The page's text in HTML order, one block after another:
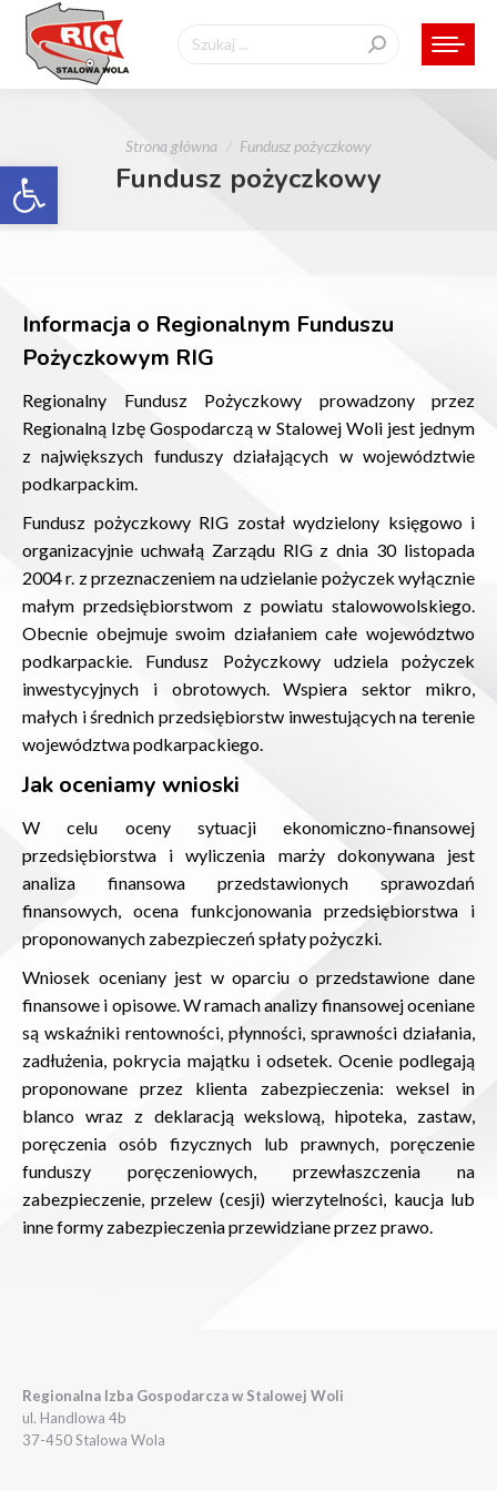
Otwórz pasek narzędzi
Szukaj:
Jesteś tutaj:
Strona główna Fundusz pożyczkowy
Fundusz pożyczkowy
Informacja o Regionalnym Funduszu
Pożyczkowym RIG
Regionalny Fundusz Pożyczkowy prowadzony przez
Regionalną Izbę Gospodarczą w Stalowej Woli jest jednym
z największych funduszy działających w województwie
podkarpackim.
Fundusz pożyczkowy RIG został wydzielony księgowo i
organizacyjnie uchwałą Zarządu RIG z dnia 30 listopada
2004 r. z przeznaczeniem na udzielanie pożyczek wyłącznie
małym przedsiębiorstwom z powiatu stalowowolskiego.
Obecnie obejmuje swoim działaniem całe województwo
podkarpackie. Fundusz Pożyczkowy udziela pożyczek
inwestycyjnych i obrotowych. Wspiera sektor mikro,
małych i średnich przedsiębiorstw inwestujących na terenie
województwa podkarpackiego.
Jak oceniamy wnioski
W celu oceny sytuacji ekonomiczno-finansowej
przedsiębiorstwa i wyliczenia marży dokonywana jest
analiza finansowa przedstawionych sprawozdań
finansowych, ocena funkcjonowania przedsiębiorstwa i
proponowanych zabezpieczeń spłaty pożyczki.
Wniosek oceniany jest w oparciu o przedstawione dane
finansowe i opisowe. W ramach analizy finansowej oceniane
są wskaźniki rentowności, płynności, sprawności działania,
zadłużenia, pokrycia majątku i odsetek. Ocenie podlegają
proponowane przez klienta zabezpieczenia: weksel in
blanco wraz z deklaracją wekslową, hipoteka, zastaw,
poręczenia osób fizycznych lub prawnych, poręczenie
funduszy poręczeniowych, przewłaszczenia na
zabezpieczenie, przelew (cesji) wierzytelności, kaucja lub
inne formy zabezpieczenia przewidziane przez prawo.
Regionalna Izba Gospodarcza w Stalowej Woli
ul. Handlowa 4b
37-450 Stalowa Wola